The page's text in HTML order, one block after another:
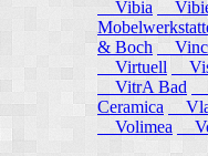
Vibia
& Boch
Virtuell
VitrA Bad
Ceramica
Volimea